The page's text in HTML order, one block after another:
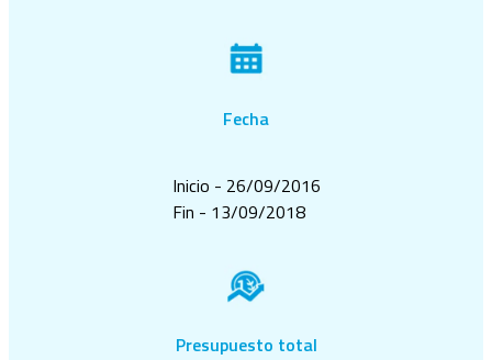
Fecha
Inicio - 26/09/2016
Fin - 13/09/2018
Presupuesto total